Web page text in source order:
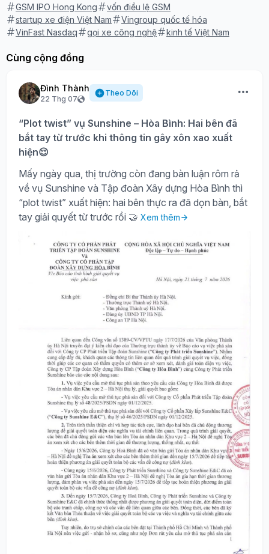
GSM IPO Hong Kong
vốn điều lệ GSM
startup xe điện Việt Nam
Vingroup quốc tế hóa
VinFast Nasdaq
gọi xe công nghệ kinh tế Việt Nam
Cùng cộng đồng
Đình Thành
22 Thg 07
Theo Dõi
“Plot twist” vụ Sunshine – Hòa Bình: Hai bên đã
bắt tay từ trước khi thông tin gây xôn xao xuất
hiện😌
Mấy ngày qua, thị trường còn đang bàn luận rôm rả
về vụ Sunshine và Tập đoàn Xây dựng Hòa Bình thì
“plot twist” xuất hiện: hai bên thực ra đã dọn bàn, bắt
tay giải quyết từ trước rồi 🤝 Xem thêm